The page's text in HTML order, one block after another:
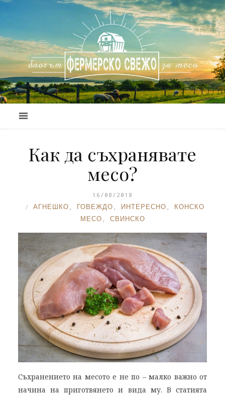
Как да съхранявате
месо?
16/08/2018
АГНЕШКО
ГОВЕЖДО ИНТЕРЕСНО
КОНСКО
МЕСО
СВИНСКО
Съхранението на месото е не по – малко важно от
начина на приготвянето и вида му. В статията